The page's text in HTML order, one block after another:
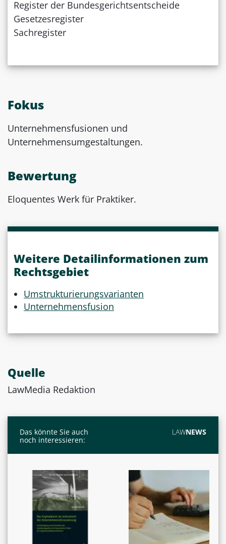
Register der Bundesgerichtsentscheide
Gesetzesregister
Sachregister
Fokus
Unternehmensfusionen und
Unternehmensumgestaltungen.
Bewertung
Eloquentes Werk für Praktiker.
Weitere Detailinformationen zum
Rechtsgebiet
Umstrukturierungsvarianten
Unternehmensfusion
Quelle
LawMedia Redaktion
Das könnte Sie auch
noch interessieren:
LAWNEWS